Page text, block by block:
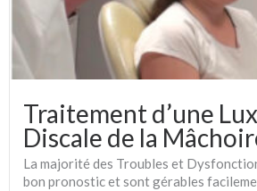
Traitement d’une
Discale de la
La majorité des Troubles et
bon pronostic et sont gérables